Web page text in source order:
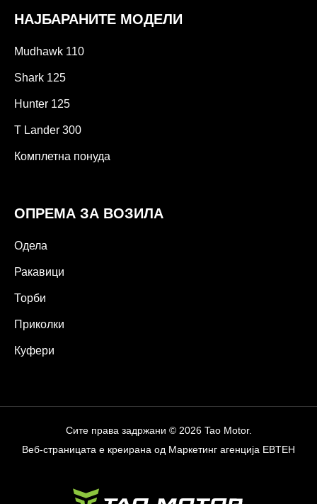
НАЈБАРАНИТЕ МОДЕЛИ
Mudhawk 110
Shark 125
Hunter 125
T Lander 300
Комплетна понуда
ОПРЕМА ЗА ВОЗИЛА
Одела
Ракавици
Торби
Приколки
Куфери
Сите права задржани © 2026 Tao Motor.
Веб-страницата е креирана од Маркетинг агенција EBTEH